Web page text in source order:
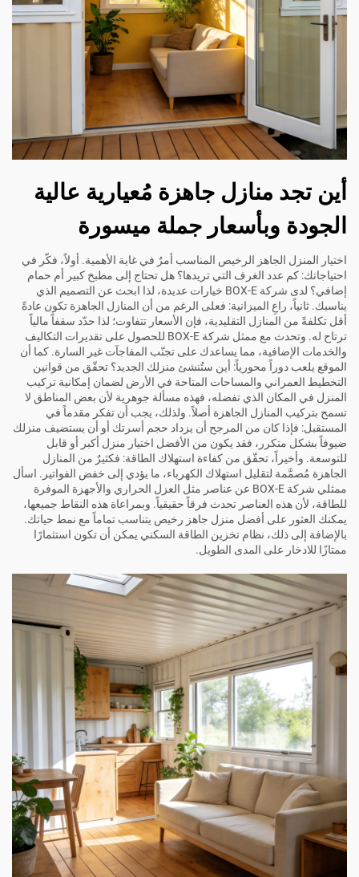
أين تجد منازل جاهزة مُعيارية عالية
الجودة وبأسعار جملة ميسورة
اختيار المنزل الجاهز الرخيص المناسب أمرٌ في غاية الأهمية. أولاً، فكّر في
احتياجاتك: كم عدد الغرف التي تريدها؟ هل تحتاج إلى مطبخ كبير أم حمام
إضافي؟ لدى شركة BOX-E خيارات عديدة، لذا ابحث عن التصميم الذي
يناسبك. ثانياً، راعِ الميزانية: فعلى الرغم من أن المنازل الجاهزة تكون عادةً
أقل تكلفةً من المنازل التقليدية، فإن الأسعار تتفاوت؛ لذا حدّد سقفاً مالياً
ترتاح له. وتحدث مع ممثل شركة BOX-E للحصول على تقديرات التكاليف
والخدمات الإضافية، مما يساعدك على تجنّب المفاجآت غير السارة. كما أن
الموقع يلعب دوراً محورياً: أين ستُنشئ منزلك الجديد؟ تحقّق من قوانين
التخطيط العمراني والمساحات المتاحة في الأرض لضمان إمكانية تركيب
المنزل في المكان الذي تفضله، فهذه مسألة جوهرية لأن بعض المناطق لا
تسمح بتركيب المنازل الجاهزة أصلاً. ولذلك، يجب أن تفكر مقدماً في
المستقبل: فإذا كان من المرجح أن يزداد حجم أسرتك أو أن يستضيف منزلك
ضيوفاً بشكل متكرر، فقد يكون من الأفضل اختيار منزل أكبر أو قابل
للتوسعة. وأخيراً، تحقّق من كفاءة استهلاك الطاقة: فكثيرٌ من المنازل
الجاهزة مُصمَّمة لتقليل استهلاك الكهرباء، ما يؤدي إلى خفض الفواتير. اسأل
ممثلي شركة BOX-E عن عناصر مثل العزل الحراري والأجهزة الموفرة
للطاقة، لأن هذه العناصر تحدث فرقاً حقيقياً. وبمراعاة هذه النقاط جميعها،
يمكنك العثور على أفضل منزل جاهز رخيص يتناسب تماماً مع نمط حياتك.
بالإضافة إلى ذلك، نظام تخزين الطاقة السكني يمكن أن تكون استثمارًا
ممتازًا للادخار على المدى الطويل.